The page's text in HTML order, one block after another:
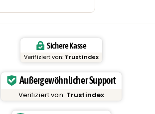
Sichere Kasse
Verifiziert von: Trustindex
Außergewöhnlicher Support
Verifiziert von: Trustindex